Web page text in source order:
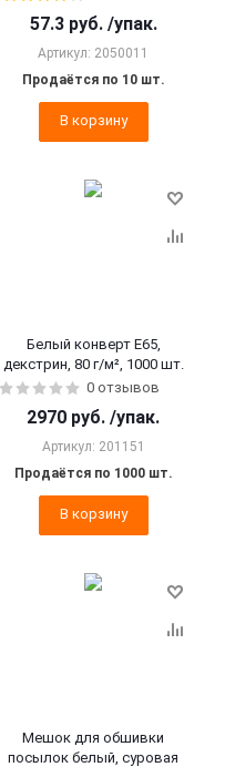
57.3 руб. /упак.
Артикул: 2050011
Продаётся по 10 шт.
В корзину
Белый конверт Е65,
декстрин, 80 г/м², 1000 шт.
0 отзывов
2970 руб. /упак.
Артикул: 201151
Продаётся по 1000 шт.
В корзину
Мешок для обшивки
посылок белый, суровая